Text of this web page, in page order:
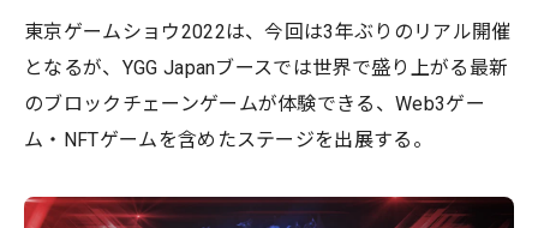
東京ゲームショウ2022は、今回は3年ぶりのリアル開催
となるが、YGG Japanブースでは世界で盛り上がる最新
のブロックチェーンゲームが体験できる、Web3ゲー
ム・NFTゲームを含めたステージを出展する。